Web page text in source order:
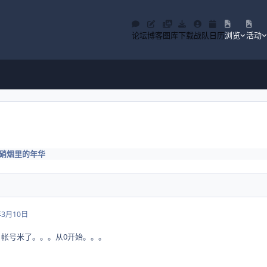
论坛博客图库下载战队 日历浏览 活动
烟里的年华
月10日
号米了。。。从0开始。。。